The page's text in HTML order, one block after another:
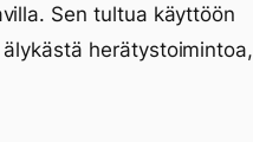
Sen tultua käyttöön
herätystoimintoa,